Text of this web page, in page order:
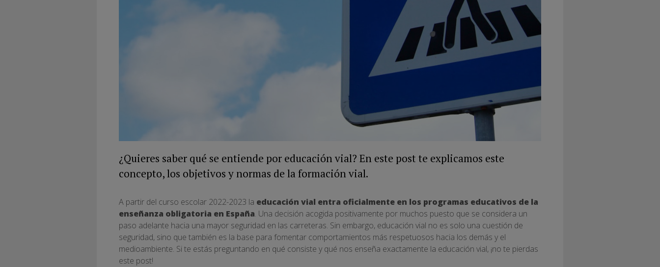
¿Quieres saber qué se entiende por educación vial? En este post te explicamos este
concepto, los objetivos y normas de la formación vial.
A partir del curso escolar 2022-2023 la educación vial entra oficialmente en los programas educativos de la
enseñanza obligatoria en España. Una decisión acogida positivamente por muchos puesto que se considera un
paso adelante hacia una mayor seguridad en las carreteras. Sin embargo, educación vial no es solo una cuestión de
seguridad, sino que también es la base para fomentar comportamientos más respetuosos hacia los demás y el
medioambiente. Si te estás preguntando en qué consiste y qué nos enseña exactamente la educación vial, ¡no te pierdas
este post!